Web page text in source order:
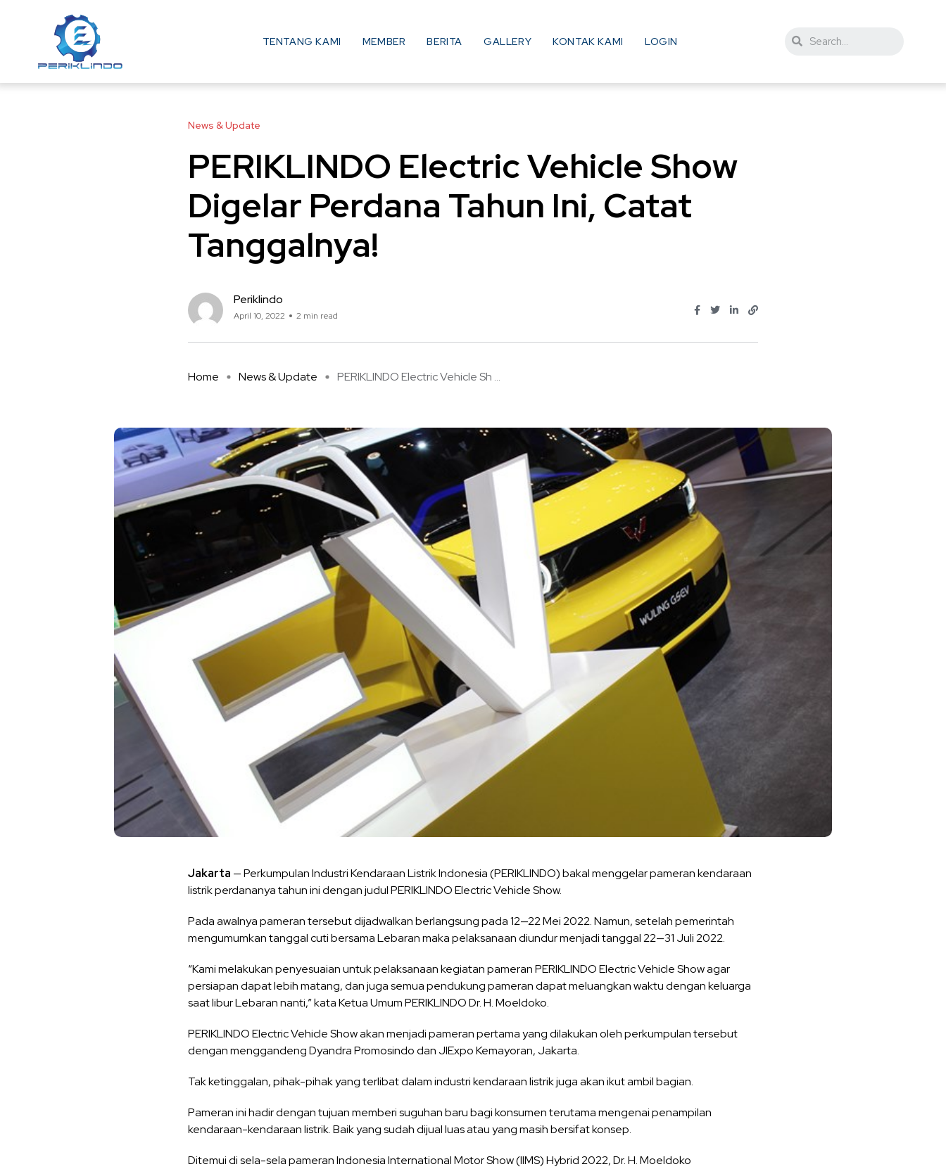
TENTANG KAMI MEMBER BERITA GALLERY KONTAK KAMI LOGIN
News & Update
PERIKLINDO Electric Vehicle Show
Digelar Perdana Tahun Ini, Catat
Tanggalnya!
Periklindo
April 10, 2022 2 min read
Home News & Update PERIKLINDO Electric Vehicle Sh ...
Jakarta — Perkumpulan Industri Kendaraan Listrik Indonesia (PERIKLINDO) bakal menggelar pameran kendaraan
listrik perdananya tahun ini dengan judul PERIKLINDO Electric Vehicle Show.
Pada awalnya pameran tersebut dijadwalkan berlangsung pada 12—22 Mei 2022. Namun, setelah pemerintah
mengumumkan tanggal cuti bersama Lebaran maka pelaksanaan diundur menjadi tanggal 22—31 Juli 2022.
“Kami melakukan penyesuaian untuk pelaksanaan kegiatan pameran PERIKLINDO Electric Vehicle Show agar
persiapan dapat lebih matang, dan juga semua pendukung pameran dapat meluangkan waktu dengan keluarga
saat libur Lebaran nanti,” kata Ketua Umum PERIKLINDO Dr. H. Moeldoko.
PERIKLINDO Electric Vehicle Show akan menjadi pameran pertama yang dilakukan oleh perkumpulan tersebut
dengan menggandeng Dyandra Promosindo dan JIExpo Kemayoran, Jakarta.
Tak ketinggalan, pihak-pihak yang terlibat dalam industri kendaraan listrik juga akan ikut ambil bagian.
Pameran ini hadir dengan tujuan memberi suguhan baru bagi konsumen terutama mengenai penampilan
kendaraan-kendaraan listrik. Baik yang sudah dijual luas atau yang masih bersifat konsep.
Ditemui di sela-sela pameran Indonesia International Motor Show (IIMS) Hybrid 2022, Dr. H. Moeldoko